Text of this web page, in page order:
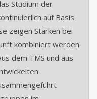
Studium der
auf Basis
zeigen Stärken bei
kombiniert werden
dem TMS und aus